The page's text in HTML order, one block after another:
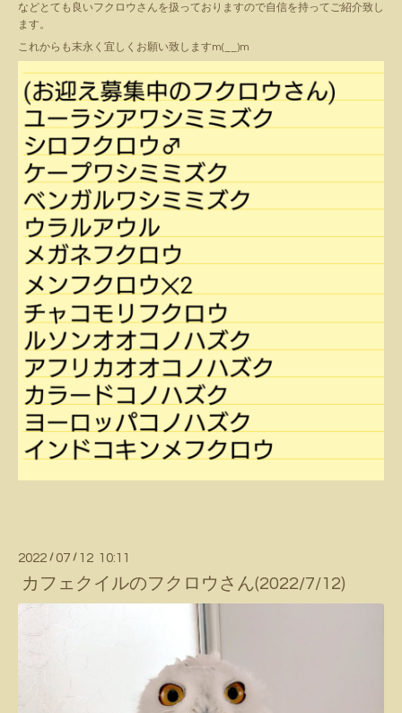
などとても良いフクロウさんを扱っておりますので自信を持ってご紹介致し
ます。
これからも末永く宜しくお願い致しますm(__)m
2022 / 07 / 12 10:11
カフェクイルのフクロウさん(2022/7/12)